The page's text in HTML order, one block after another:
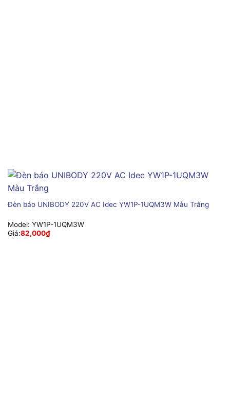
Đèn báo UNIBODY 220V AC Idec YW1P-1UQM3W Màu Trắng
Model: YW1P-1UQM3W
Giá:82,000₫